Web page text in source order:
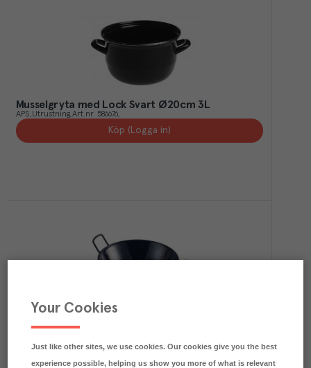
Musselgryta med Lock Svart Ø20cm 3L
APS Utrustning Art.nr. 586676
Köp (Logga in)
Gryta Emalerad Svart Ø22cm H 5,5cm
GenWare Utrustning
Your Cookies
Just like other sites, we use cookies. Our cookies give you the best
experience possible, helping us show you more of what is relevant